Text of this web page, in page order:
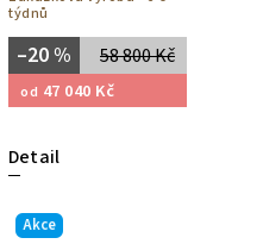
týdnů
58 800 Kč
–20 %
od 47 040 Kč
Detail
Akce